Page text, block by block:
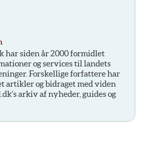
har siden år 2000 formidlet
og services til landets
Forskellige forfattere har
artikler og bidraget med viden
arkiv af nyheder, guides og